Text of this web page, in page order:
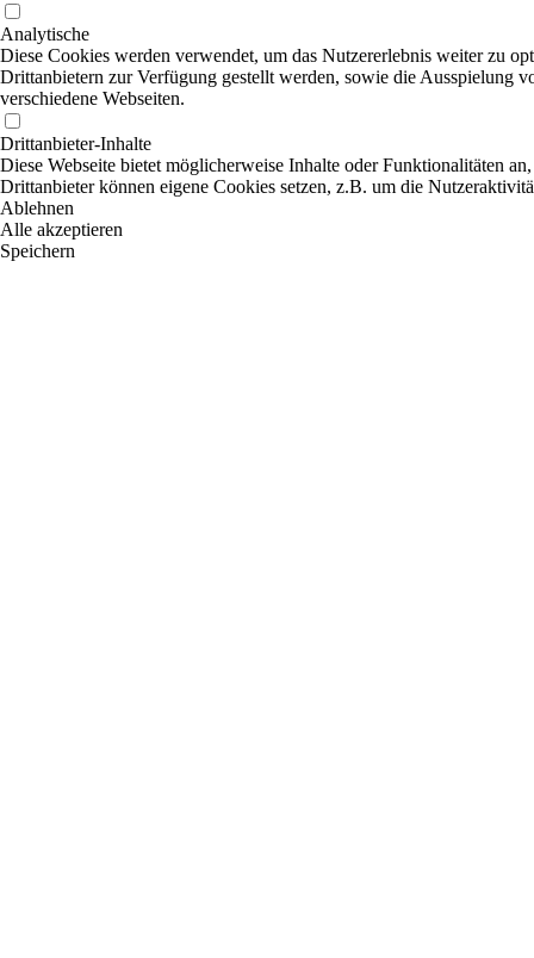
Analytische
Diese Cookies werden verwendet, um das Nutzererlebnis weiter zu
Drittanbietern zur Verfügung gestellt werden, sowie die Ausspielung
verschiedene Webseiten.
Drittanbieter-Inhalte
Diese Webseite bietet möglicherweise Inhalte oder Funktionalitäten
Drittanbieter können eigene Cookies setzen, z.B. um die
Ablehnen
Alle akzeptieren
Speichern